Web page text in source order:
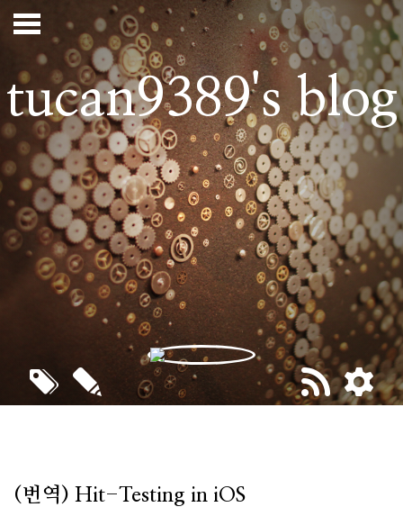
tucan9389's blog
(번역) Hit-Testing in iOS